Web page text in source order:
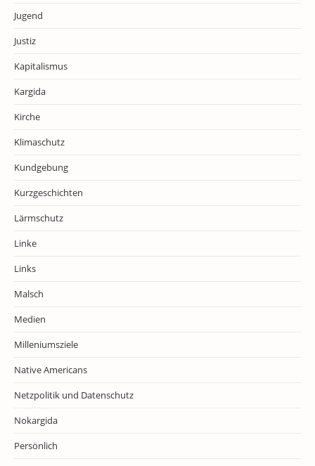
Jugend
Justiz
Kapitalismus
Kargida
Kirche
Klimaschutz
Kundgebung
Kurzgeschichten
Lärmschutz
Linke
Links
Malsch
Medien
Milleniumsziele
Native Americans
Netzpolitik und Datenschutz
Nokargida
Persönlich